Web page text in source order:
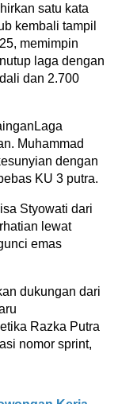
satu kata
kembali tampil
memimpin
laga dengan
dan 2.700
Muhammad
dengan
KU 3 putra.
Styowati dari
lewat
emas
dukungan dari
Razka Putra
nomor sprint,